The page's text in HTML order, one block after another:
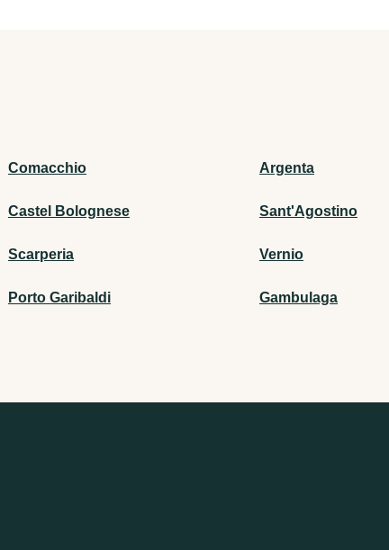
Comacchio Argenta
Castel Bolognese Sant'Agostino
Scarperia Vernio
Porto Garibaldi Gambulaga